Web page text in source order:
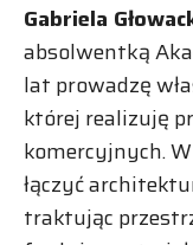
Gabriela
absolwentką
lat prowadzę
której realizuję
komercyjnych.
łączyć
traktując